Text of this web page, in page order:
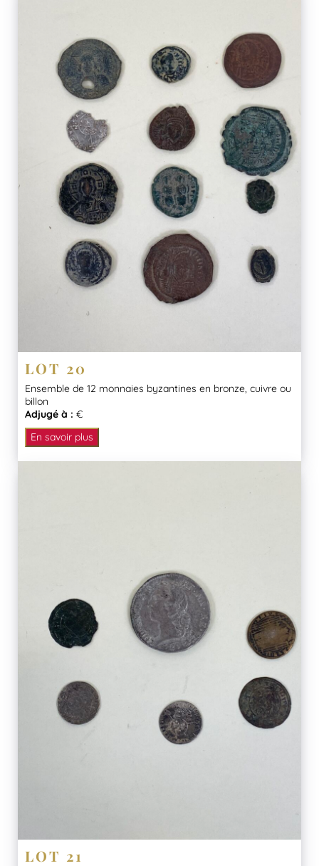
LOT 20
Ensemble de 12 monnaies byzantines en bronze, cuivre ou
billon
Adjugé à : €
En savoir plus
LOT 21